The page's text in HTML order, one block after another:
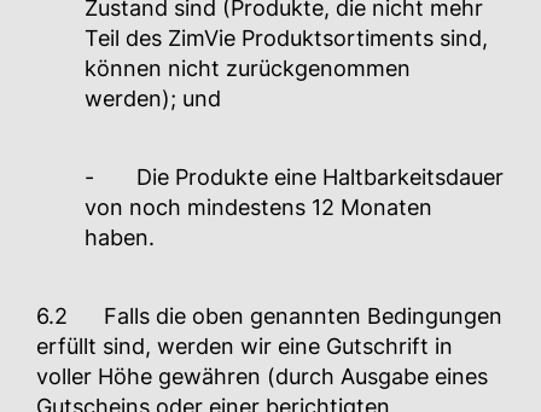
Zustand sind (Produkte, die nicht mehr
Teil des ZimVie Produktsortiments sind,
können nicht zurückgenommen
werden); und
- Die Produkte eine Haltbarkeitsdauer
von noch mindestens 12 Monaten
haben.
6.2 Falls die oben genannten Bedingungen
erfüllt sind, werden wir eine Gutschrift in
voller Höhe gewähren (durch Ausgabe eines
Gutscheins oder einer berichtigten